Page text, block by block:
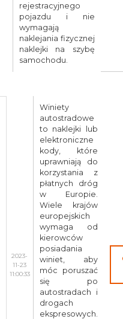
rejestracyjnego
pojazdu i nie
wymagają
naklejania fizycznej
naklejki na szybę
samochodu.
2023-
11-23
11:00:33
Winiety
autostradowe
to naklejki lub
elektroniczne
kody, które
uprawniają do
korzystania z
płatnych dróg
w Europie.
Wiele krajów
europejskich
wymaga od
kierowców
posiadania
winiet, aby
móc poruszać
się po
autostradach i
drogach
ekspresowych.